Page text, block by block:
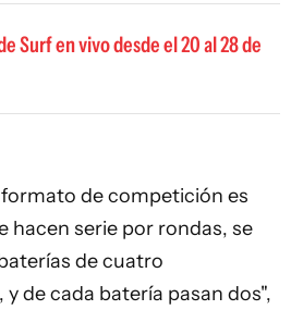
Surf en vivo desde el 20 al 28 de
de competición es
hacen serie por rondas, se
de cuatro
de cada batería pasan dos",